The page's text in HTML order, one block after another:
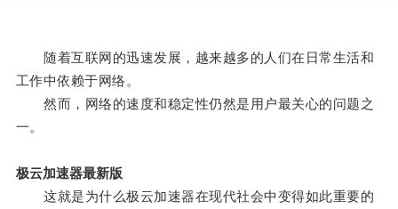
随着互联网的迅速发展，越来越多的人们在日常生活和
工作中依赖于网络。
然而，网络的速度和稳定性仍然是用户最关心的问题之
一。
极云加速器最新版
这就是为什么极云加速器在现代社会中变得如此重要的